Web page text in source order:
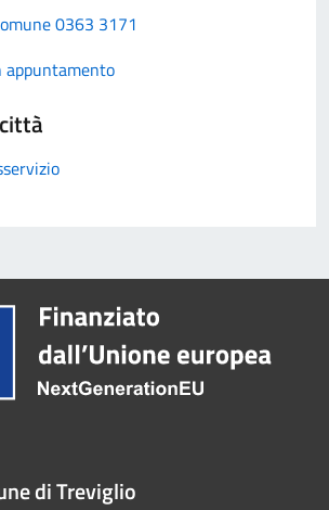
0363 3171
appuntamento
di Treviglio